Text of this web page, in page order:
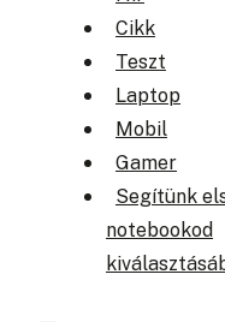
Cikk
Teszt
Laptop
Mobil
Gamer
Segítünk
notebookod